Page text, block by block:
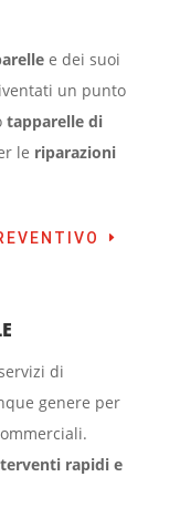
e dei suoi
un punto
tapparelle di
le riparazioni
di
genere per
rapidi e